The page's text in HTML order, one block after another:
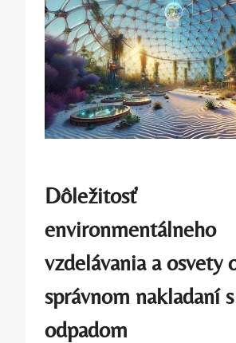
Dôležitosť
environmentálneho
vzdelávania a osvety
správnom nakladaní s
odpadom